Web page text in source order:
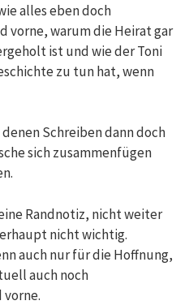
alles eben doch
vorne, warum die Heirat gar
ist und wie der Toni
zu tun hat, wenn
Schreiben dann doch
sich zusammenfügen
Randnotiz, nicht weiter
nicht wichtig.
auch nur für die Hoffnung,
auch noch